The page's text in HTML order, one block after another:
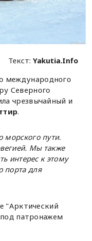
Текст:Yakutia.Info
международного
Северного
чрезвычайный и
.
морского пути.
Мы также
интерес к этому
порта для
"Арктический
патронажем